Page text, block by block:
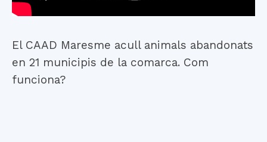
El CAAD Maresme acull animals abandonats
en 21 municipis de la comarca. Com
funciona?